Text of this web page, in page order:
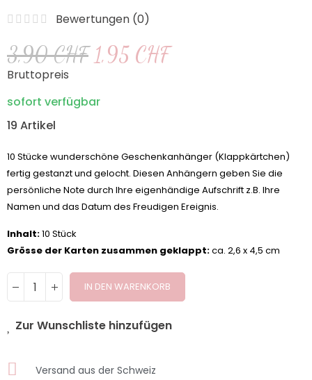
Bewertungen (0)
3,90 CHF 1,95 CHF
Bruttopreis
sofort verfügbar
19 Artikel
10 Stücke wunderschöne Geschenkanhänger (Klappkärtchen)
fertig gestanzt und gelocht. Diesen Anhängern geben Sie die
persönliche Note durch Ihre eigenhändige Aufschrift z.B. Ihre
Namen und das Datum des Freudigen Ereignis.
Inhalt:10 Stück
Grösse der Karten zusammen geklappt:ca. 2,6 x 4,5 cm
IN DEN WARENKORB
Zur Wunschliste hinzufügen
Versand aus der Schweiz